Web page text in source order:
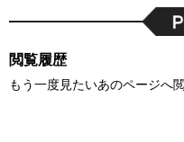
閲覧履歴
もう一度見たいあのページへ